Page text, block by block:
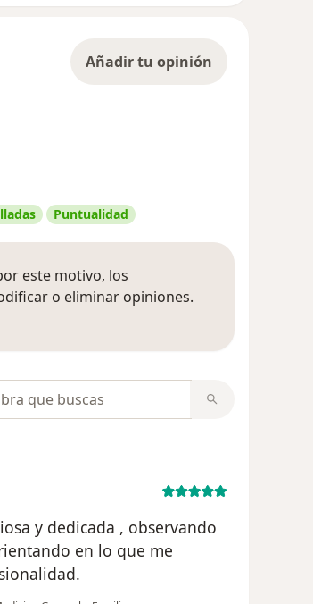
Añadir tu opinión
Puntualidad
este motivo, los
o eliminar opiniones.
y dedicada , observando
en lo que me